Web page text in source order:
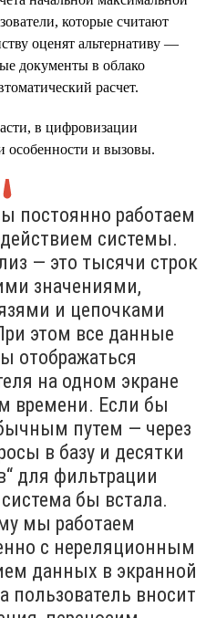
которые считают
оценят альтернативу —
документы в облако
расчет.
в цифровизации
особенности и вызовы.
постоянно работаем
системы.
— это тысячи строк
значениями,
и цепочками
этом все данные
отображаться
на одном экране
времени. Если бы
путем — через
в базу и десятки
для фильтрации
бы встала.
мы работаем
с нереляционным
данных в экранной
пользователь вносит